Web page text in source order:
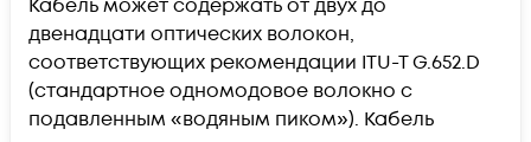
Кабель может содержать от двух до
двенадцати оптических волокон,
соответствующих рекомендации ITU-T G.652.D
(стандартное одномодовое волокно с
подавленным «водяным пиком»). Кабель